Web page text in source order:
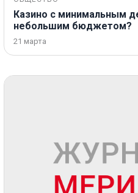
Казино с минимальным
небольшим бюджетом?
21 марта